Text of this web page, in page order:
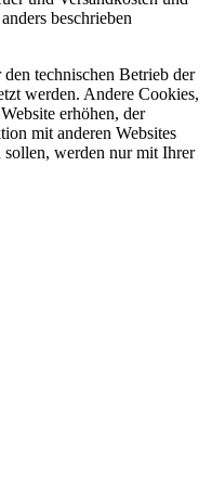
beschrieben
technischen Betrieb der
werden. Andere Cookies,
erhöhen, der
mit anderen Websites
werden nur mit Ihrer